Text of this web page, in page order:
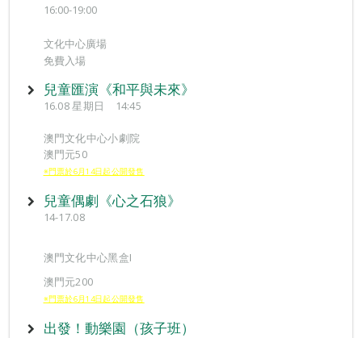
16:00-19:00
文化中心廣場
免費入場
兒童匯演《和平與未來》
16.08 星期日 14:45
澳門文化中心小劇院
澳門元50
※門票於6月14日起公開發售
兒童偶劇《心之石狼》
14-17.08
澳門文化中心黑盒I
澳門元200
※門票於6月14日起公開發售
出發！動樂園（孩子班）